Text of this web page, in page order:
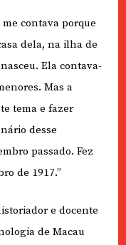
contava porque
dela, na ilha de
Ela contava-
Mas a
tema e fazer
desse
passado. Fez
de 1917.”
e docente
de Macau